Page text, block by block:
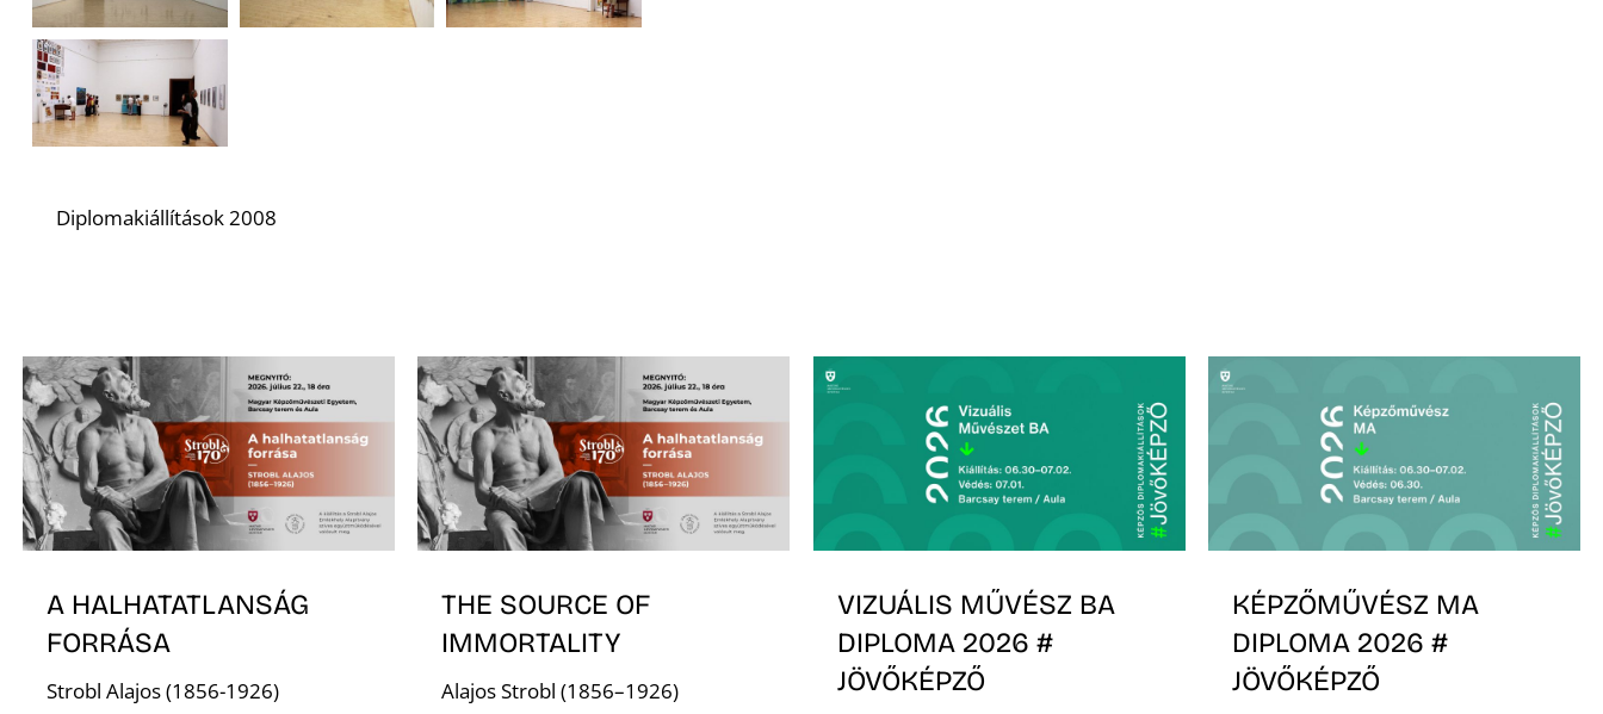
Diplomakiállítások 2008
A HALHATATLANSÁG
FORRÁSA
Strobl Alajos (1856-1926)
THE SOURCE OF
IMMORTALITY
Alajos Strobl (1856–1926)
VIZUÁLIS MŰVÉSZ BA
DIPLOMA 2026 #
JÖVŐKÉPZŐ
KÉPZŐMŰVÉSZ MA
DIPLOMA 2026 #
JÖVŐKÉPZŐ